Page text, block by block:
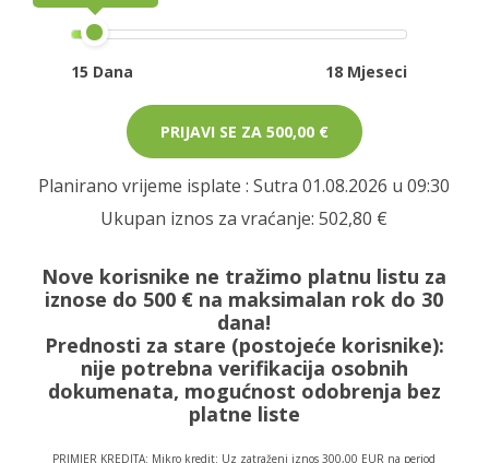
15 Dana 18 Mjeseci
PRIJAVI SE ZA 500,00 €
Planirano vrijeme isplate: Sutra 01.08.2026 u 09:30
Ukupan iznos za vraćanje:502,80 €
Nove korisnike ne tražimo platnu listu za
iznose do 500 € na maksimalan rok do 30
dana!
Prednosti za stare (postojeće korisnike):
nije potrebna verifikacija osobnih
dokumenata, mogućnost odobrenja bez
platne liste
PRIMJER KREDITA: Mikro kredit: Uz zatraženi iznos 300,00 EUR na period